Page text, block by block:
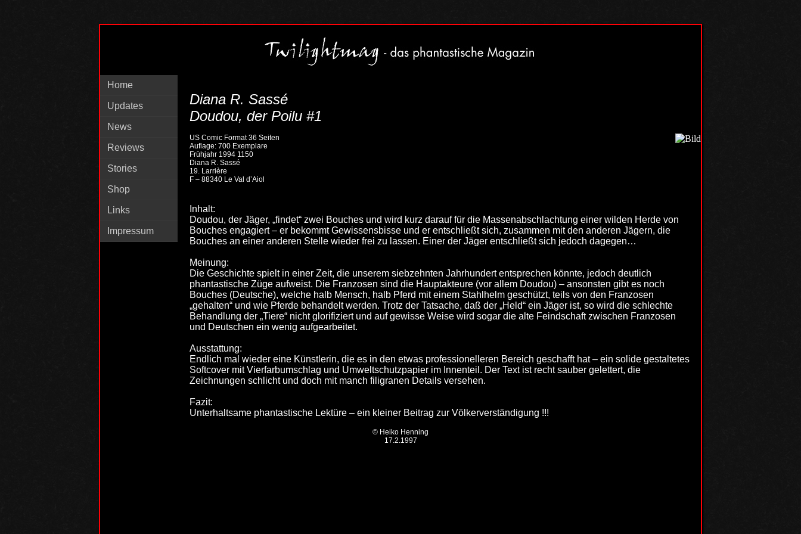
Home
Updates
News
Reviews
Stories
Shop
Links
Impressum
Diana R. Sassé
Doudou, der Poilu #1
US Comic Format 36 Seiten
Auflage: 700 Exemplare
Frühjahr 1994 1150
Diana R. Sassé
19. Larrière
F – 88340 Le Val d’Aiol
Inhalt:
Doudou, der Jäger, „findet“ zwei Bouches und wird kurz darauf für die Massenabschlachtung einer wilden Herde von
Bouches engagiert – er bekommt Gewissensbisse und er entschließt sich, zusammen mit den anderen Jägern, die
Bouches an einer anderen Stelle wieder frei zu lassen. Einer der Jäger entschließt sich jedoch dagegen…
Meinung:
Die Geschichte spielt in einer Zeit, die unserem siebzehnten Jahrhundert entsprechen könnte, jedoch deutlich
phantastische Züge aufweist. Die Franzosen sind die Hauptakteure (vor allem Doudou) – ansonsten gibt es noch
Bouches (Deutsche), welche halb Mensch, halb Pferd mit einem Stahlhelm geschützt, teils von den Franzosen
„gehalten“ und wie Pferde behandelt werden. Trotz der Tatsache, daß der „Held“ ein Jäger ist, so wird die schlechte
Behandlung der „Tiere“ nicht glorifiziert und auf gewisse Weise wird sogar die alte Feindschaft zwischen Franzosen
und Deutschen ein wenig aufgearbeitet.
Ausstattung:
Endlich mal wieder eine Künstlerin, die es in den etwas professionelleren Bereich geschafft hat – ein solide gestaltetes
Softcover mit Vierfarbumschlag und Umweltschutzpapier im Innenteil. Der Text ist recht sauber gelettert, die
Zeichnungen schlicht und doch mit manch filigranen Details versehen.
Fazit:
Unterhaltsame phantastische Lektüre – ein kleiner Beitrag zur Völkerverständigung !!!
© Heiko Henning
17.2.1997